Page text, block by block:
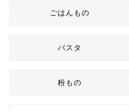
ごはんもの
パスタ
粉もの